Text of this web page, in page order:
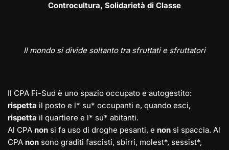
Controcultura, Solidarietà di Classe
Il mondo si divide soltanto tra sfruttati e sfruttatori
Il CPA Fi-Sud è uno spazio occupato e autogestito:
rispetta il posto e l* su* occupanti e, quando esci,
rispetta il quartiere e l* su* abitanti.
Al CPA non si fa uso di droghe pesanti, e non si spaccia. Al
CPA non sono graditi fascisti, sbirri, molest*, sessist*,